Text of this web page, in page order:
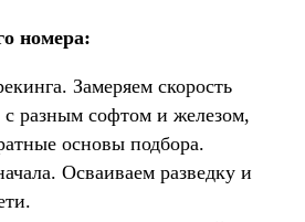
номера:
Замеряем скорость
разным софтом и железом,
основы подбора.
Осваиваем разведку и